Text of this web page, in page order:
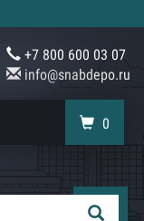
+7 800 600 03 07
info@snabdepo.ru
0